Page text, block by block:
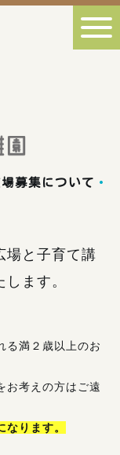
募集について
場と子育て講
ます。
る満２歳以上のお
お考えの方はご遠
ります。